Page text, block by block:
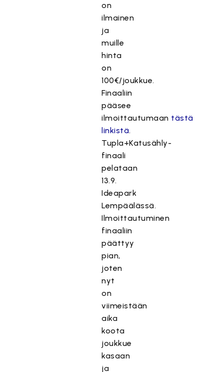
on
ilmainen
ja
muille
hinta
on
100€/joukkue.
Finaaliin
pääsee
ilmoittautumaan tästä
linkistä.
Tupla+Katusähly-
finaali
pelataan
13.9.
Ideapark
Lempäälässä.
Ilmoittautuminen
finaaliin
päättyy
pian,
joten
nyt
on
viimeistään
aika
koota
joukkue
kasaan
ja